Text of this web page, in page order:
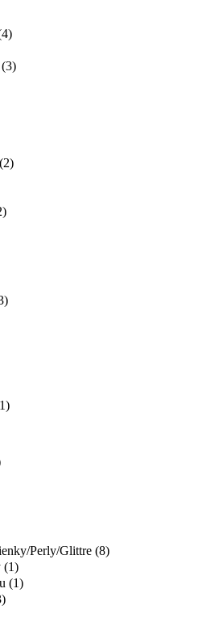
(3)
(2)
Perly/Glittre (8)
(1)
(1)